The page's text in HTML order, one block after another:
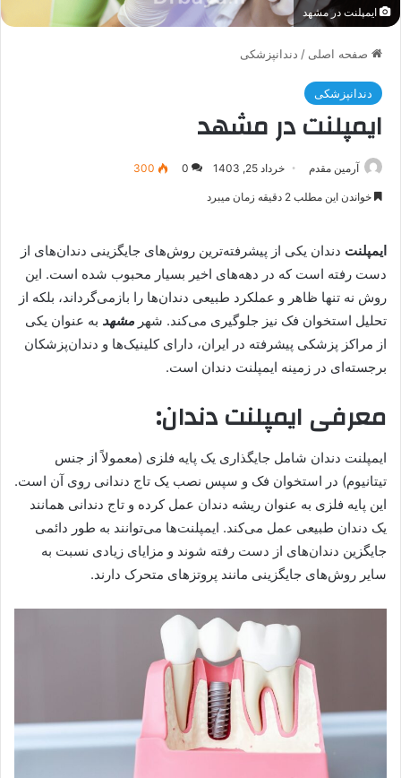
ایمپلنت در مشهد
صفحه اصلی / دندانپزشکی
دندانپزشکی
ایمپلنت در مشهد
آرمین مقدم خرداد 25, 1403 0
300
خواندن این مطلب 2 دقیقه زمان میبرد
ایمپلنت دندان یکی از پیشرفته‌ترین روش‌های جایگزینی دندان‌های از
دست رفته است که در دهه‌های اخیر بسیار محبوب شده است. این
روش نه تنها ظاهر و عملکرد طبیعی دندان‌ها را بازمی‌گرداند، بلکه از
تحلیل استخوان فک نیز جلوگیری می‌کند. شهر مشهد به عنوان یکی
از مراکز پزشکی پیشرفته در ایران، دارای کلینیک‌ها و دندان‌پزشکان
برجسته‌ای در زمینه ایمپلنت دندان است.
معرفی ایمپلنت دندان:
ایمپلنت دندان شامل جایگذاری یک پایه فلزی (معمولاً از جنس
تیتانیوم) در استخوان فک و سپس نصب یک تاج دندانی روی آن است.
این پایه فلزی به عنوان ریشه دندان عمل کرده و تاج دندانی همانند
یک دندان طبیعی عمل می‌کند. ایمپلنت‌ها می‌توانند به طور دائمی
جایگزین دندان‌های از دست رفته شوند و مزایای زیادی نسبت به
سایر روش‌های جایگزینی مانند پروتزهای متحرک دارند.